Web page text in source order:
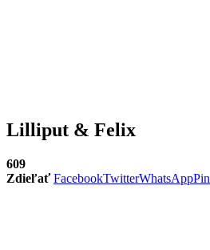
Lilliput & Felix
609
Zdieľať FacebookTwitterWhatsApp